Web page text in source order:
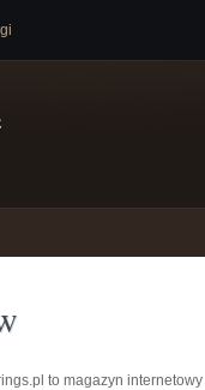
to magazyn